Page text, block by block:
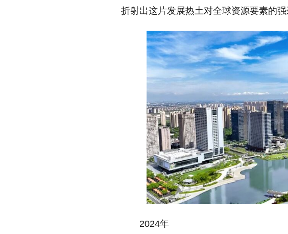
折射出这片发展热土对全球资源要素的强
2024年